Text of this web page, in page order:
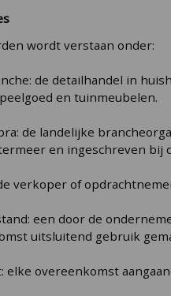
wordt verstaan onder:
de detailhandel in
en tuinmeubelen.
de landelijke
en ingeschreven bij
verkoper of
een door de
uitsluitend gebruik
elke overeenkomst